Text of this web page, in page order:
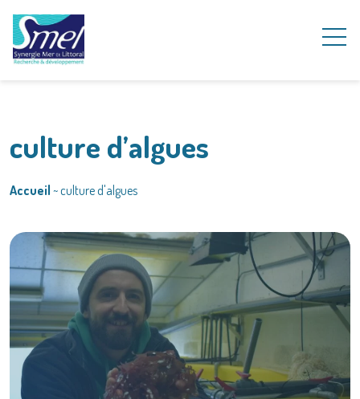
culture d’algues
Accueil ~culture d'algues